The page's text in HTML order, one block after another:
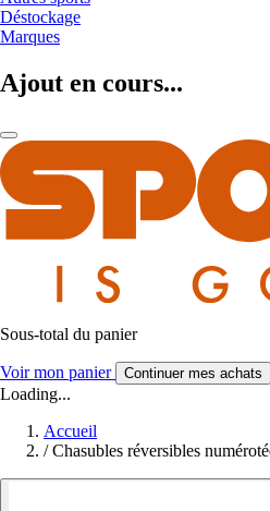
Déstockage
Marques
Ajout en cours...
Sous-total du panier
Voir mon panier Continuer mes achats
Loading...
Accueil
/ Chasubles réversibles